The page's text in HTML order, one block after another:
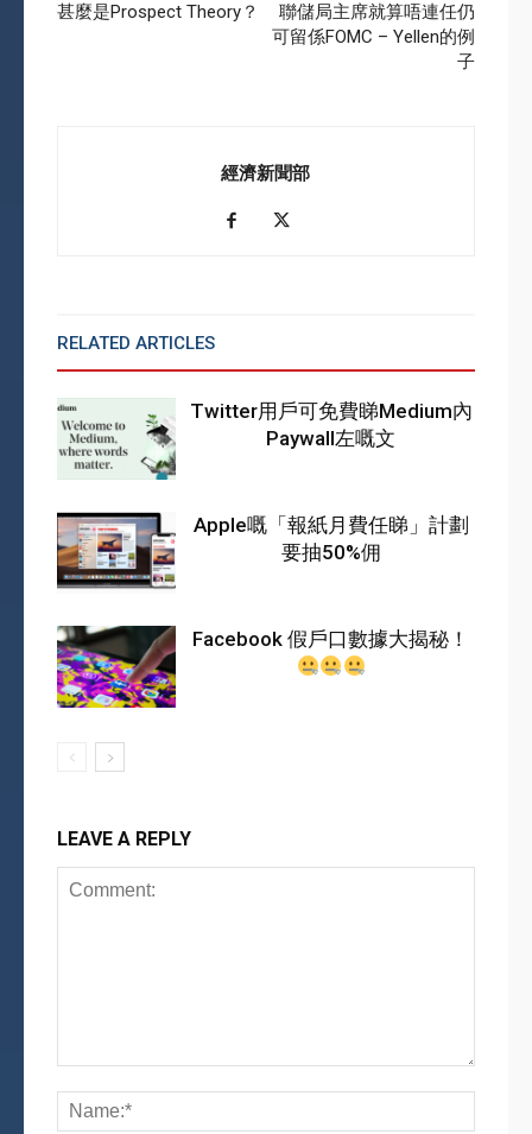
甚麼是Prospect Theory？
聯儲局主席就算唔連任仍
可留係FOMC – Yellen的例
子
經濟新聞部
RELATED ARTICLES
Twitter用戶可免費睇Medium內
Paywall左嘅文
Apple嘅「報紙月費任睇」計劃
要抽50%佣
Facebook 假戶口數據大揭秘！
LEAVE A REPLY